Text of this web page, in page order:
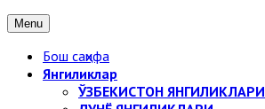
Menu
Бош саҳифа
Янгиликлар
ЎЗБЕКИСТОН ЯНГИЛИКЛАРИ